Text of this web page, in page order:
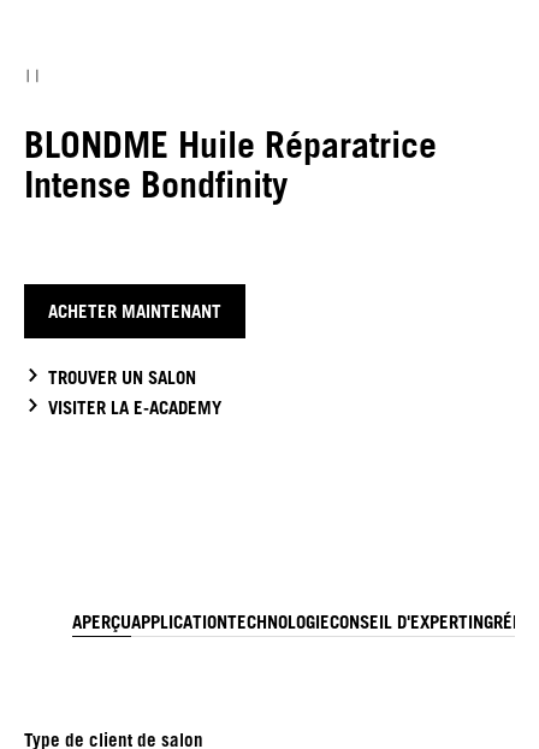
BLONDME Huile Réparatrice
Intense Bondfinity
ACHETER MAINTENANT
TROUVER UN SALON
VISITER LA E-ACADEMY
APERÇUAPPLICATIONTECHNOLOGIECONSEIL D'EXPERT
Type de client de salon